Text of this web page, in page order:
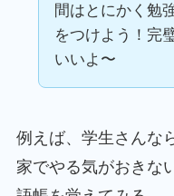
間はとにかく勉
をつけよう！完
いいよ〜
例えば、学生さんな
家でやる気がおきな